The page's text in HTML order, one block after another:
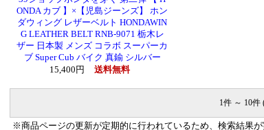
ONDA カブ 】×【児島ジーンズ】 ホン
ダウィング レザーベルト HONDAWIN
G LEATHER BELT RNB-9071 栃木レ
ザー 日本製 メンズ コラボ スーパーカ
ブ Super Cub バイク 真鍮 シルバー
15,400円
送料無料
1件 ～ 10件
※商品ページの更新が定期的に行われているため、検索結果